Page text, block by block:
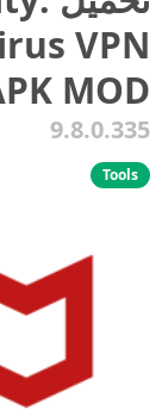
MOD
9.8.0.335
Tools